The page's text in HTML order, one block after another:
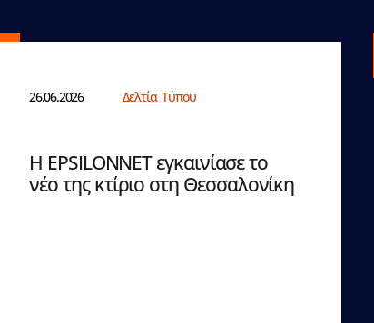
26.06.2026 Δελτία Τύπου
Η EPSILONNET εγκαινίασε το
νέο της κτίριο στη Θεσσαλονίκη